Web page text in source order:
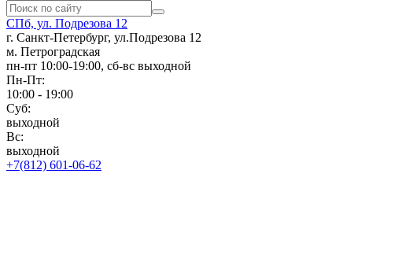
СПб, ул. Подрезова 12
г. Санкт-Петербург, ул.Подрезова 12
м. Петроградская
пн-пт 10:00-19:00, сб-вс выходной
Пн-Пт:
10:00 - 19:00
Суб:
выходной
Вс:
выходной
+7(812) 601-06-62